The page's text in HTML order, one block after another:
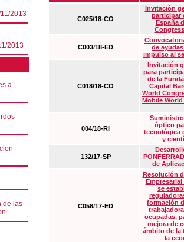
2013
2013
a
de las
C025/18-CO
Invitación
participar
España
C003/18-ED
de
impulso al
C018/18-CO
Invitación
para
de la
Capital
World
Mobile
004/18-RI
óptico
tecnológica
y
132/17-SP
de
C058/17-ED
Resolución
Empresarial
se
formación
ocupadas,
mejora de
ámbito de la
la